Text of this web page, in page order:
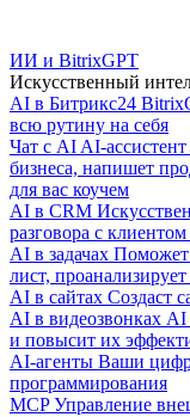
ИИ и BitrixGPT
Искусственный
AI в Битрикс24
всю рутину на себя
Чат с AI AI-
бизнеса, напишет
для вас коучем
AI в CRM
разговора с
AI в задачах Поможет
лист,
AI в сайтах Создаст
AI в видеозвонках AI
и повысит их
AI-агенты Ваши
программирования
MCP Управление